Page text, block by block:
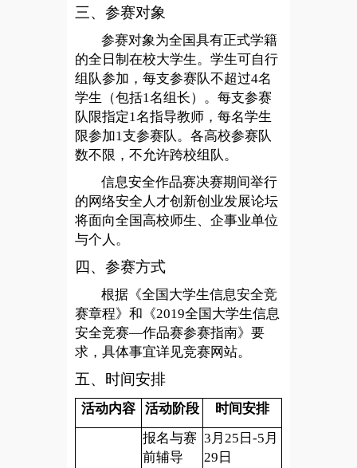
三、参赛对象
参赛对象为全国具有正式学籍
的全日制在校大学生。学生可自行
组队参加，每支参赛队不超过4名
学生（包括1名组长）。每支参赛
队限指定1名指导教师，每名学生
限参加1支参赛队。各高校参赛队
数不限，不允许跨校组队。
信息安全作品赛决赛期间举行
的网络安全人才创新创业发展论坛
将面向全国高校师生、企事业单位
与个人。
四、参赛方式
根据《全国大学生信息安全竞
赛章程》和《2019全国大学生信息
安全竞赛—作品赛参赛指南》要
求，具体事宜详见竞赛网站。
五、时间安排
活动内容 活动阶段
时间安排
报名与赛
前辅导
3 月25日-5月
29日